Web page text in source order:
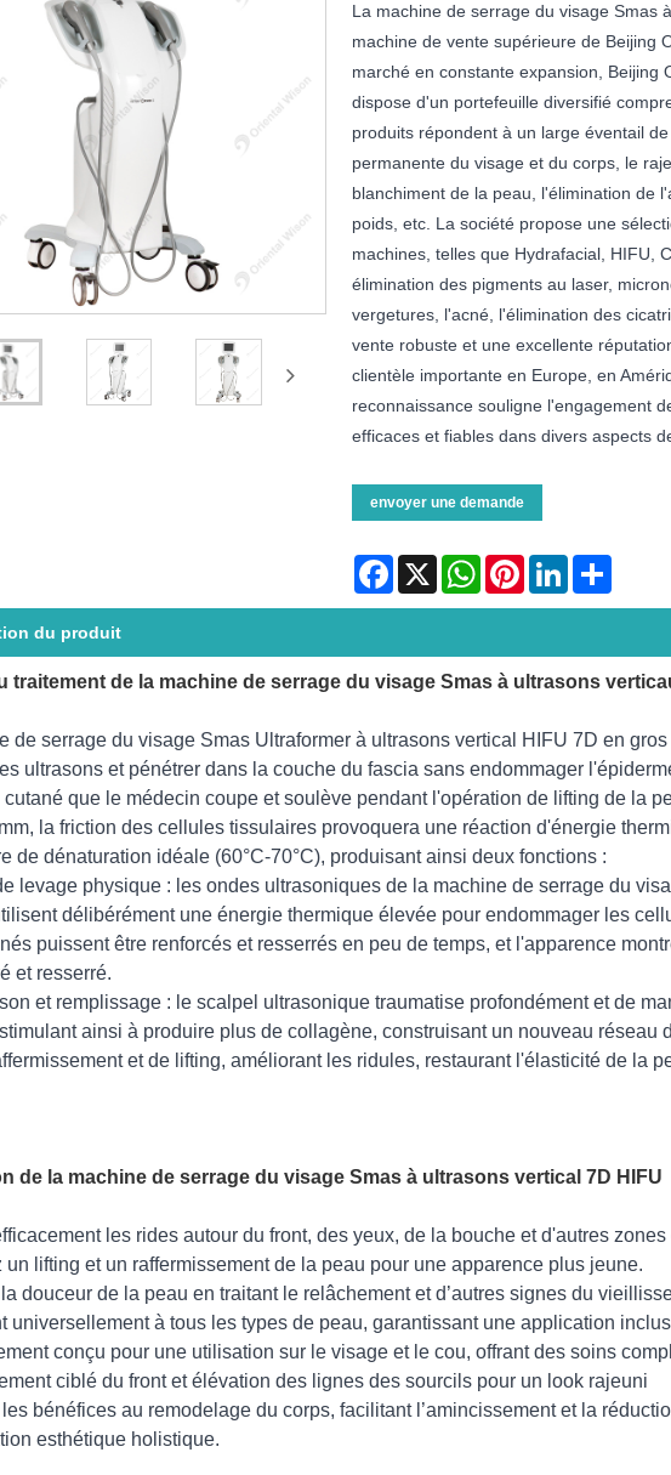
La machine de serrage du visage Smas
machine de vente supérieure de Beijing
marché en constante expansion, Beijing
dispose d'un portefeuille diversifié
produits répondent à un large éventail
permanente du visage et du corps, le
blanchiment de la peau, l'élimination de
poids, etc. La société propose une
machines, telles que Hydrafacial, HIFU,
élimination des pigments au laser,
vergetures, l'acné, l'élimination des
vente robuste et une excellente
clientèle importante en Europe, en
reconnaissance souligne l'engagement
efficaces et fiables dans divers aspects
envoyer une demande
Facebook
X WhatsAppPinterestLinkedInShare
du produit
traitement de la machine de serrage du visage Smas à ultrasons
de serrage du visage Smas Ultraformer à ultrasons vertical HIFU 7D en
ultrasons et pénétrer dans la couche du fascia sans endommager
cutané que le médecin coupe et soulève pendant l'opération de lifting de la
la friction des cellules tissulaires provoquera une réaction d'énergie
de dénaturation idéale (60°C-70°C), produisant ainsi deux fonctions :
levage physique : les ondes ultrasoniques de la machine de serrage du
délibérément une énergie thermique élevée pour endommager les
puissent être renforcés et resserrés en peu de temps, et l'apparence
et resserré.
et remplissage : le scalpel ultrasonique traumatise profondément et de
ainsi à produire plus de collagène, construisant un nouveau réseau
et de lifting, améliorant les ridules, restaurant l'élasticité de la
de la machine de serrage du visage Smas à ultrasons vertical 7D HIFU
les rides autour du front, des yeux, de la bouche et d'autres zones
un lifting et un raffermissement de la peau pour une apparence plus jeune.
douceur de la peau en traitant le relâchement et d’autres signes du
universellement à tous les types de peau, garantissant une application
conçu pour une utilisation sur le visage et le cou, offrant des soins
ciblé du front et élévation des lignes des sourcils pour un look rajeuni
bénéfices au remodelage du corps, facilitant l’amincissement et la
esthétique holistique.